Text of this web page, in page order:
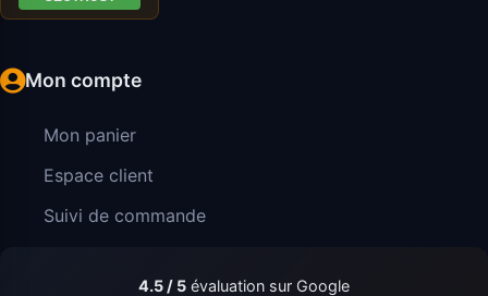
Mon compte
Mon panier
Espace client
Suivi de commande
4.5 / 5 évaluation sur Google